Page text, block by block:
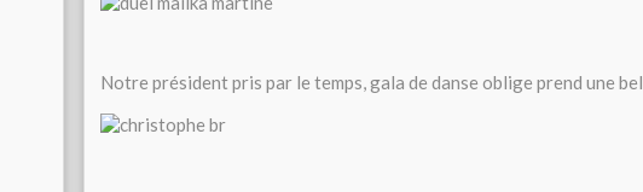
Notre président pris par le temps, gala de danse oblige prend une